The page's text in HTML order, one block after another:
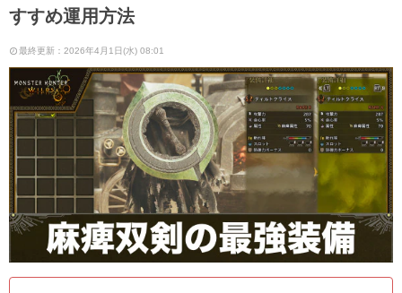
すすめ運用方法
最終更新：2026年4月1日(水) 08:01